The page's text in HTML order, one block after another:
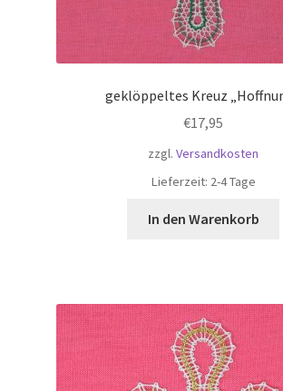
geklöppeltes Kreuz
€17,95
zzgl. Versandkosten
Lieferzeit: 2-4 Tage
In den Warenkorb